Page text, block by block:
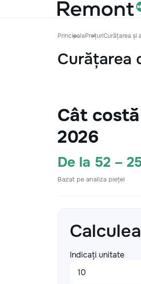
PrincipalaPrețuriCurățarea și
Curățarea
Cât
2026
De la 52 –
Bazat pe analiza pieței
Indicați unitate